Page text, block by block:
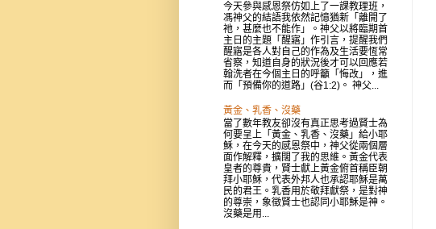
今天參與感恩祭仿如上了一課教理班，
馮神父的結語我依然記憶猶新「離開了
祂，甚麼也不能作」。神父以將臨期首
主日的主題「醒寤」作引言，提醒我們
醒寤是各人對自己的作為及生活要恆常
省察，知道自身的狀況後才可以回應若
翰洗者在今個主日的呼籲「悔改」，進
而「預備你的道路」(谷1:2)。 神父...
黃金、乳香、沒藥
當了數年教友卻沒有真正思考過賢士為
何要呈上「黃金、乳香、沒藥」給小耶
穌，在今天的感恩祭中，神父從兩個層
面作解釋，擴闊了我的思維。黃金代表
皇者的尊貴，賢士獻上黃金俯首稱臣朝
拜小耶穌，代表外邦人也承認耶穌是萬
民的君王。乳香用於敬拜獻祭，是對神
的尊崇，象徵賢士也認同小耶穌是神。
沒藥是用...